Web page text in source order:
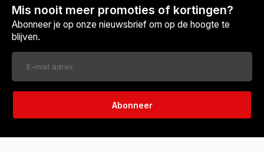
Mis nooit meer promoties of kortingen?
Abonneer je op onze nieuwsbrief om op de hoogte te
blijven.
Abonneer